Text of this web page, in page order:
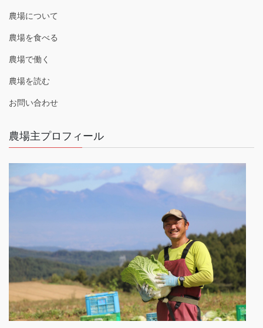
農場について
農場を食べる
農場で働く
農場を読む
お問い合わせ
農場主プロフィール